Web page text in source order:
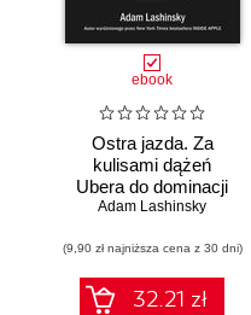
ebook
Ostra jazda. Za
kulisami dążeń
Ubera do dominacji
na świecie
Adam Lashinsky
(9,90 zł najniższa cena z 30 dni)
32.21 zł